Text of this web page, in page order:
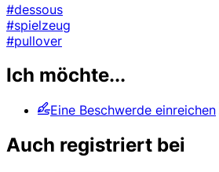
#dessous
#spielzeug
#pullover
Ich möchte...
Eine Beschwerde einreichen
Auch registriert bei